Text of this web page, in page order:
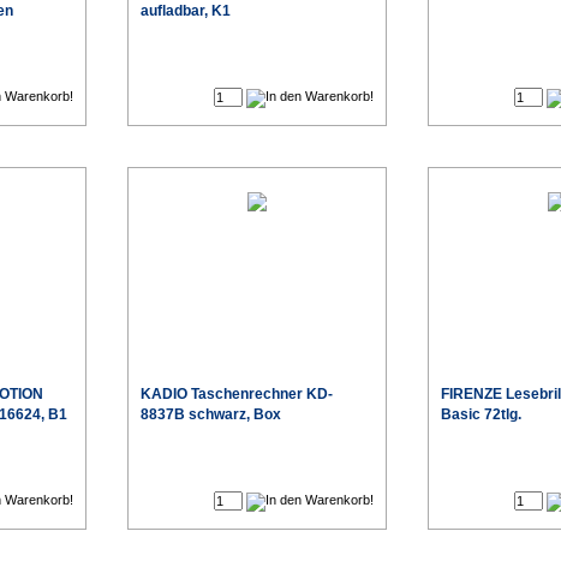
aufladbar, K1
B1
KADIO Taschenrechner KD-
8837B schwarz, Box
FIRENZE
Basic 72tlg.